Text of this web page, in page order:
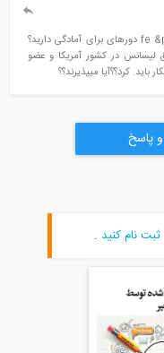
سلام خواستم ببینم برای آزمون های fe &pe دورهای برای آمادگی دارید؟
در کشور آمریکا و عضو
کرد؟؟آیا میپذیرند؟؟
پاسخ
ثبت نام کنید.